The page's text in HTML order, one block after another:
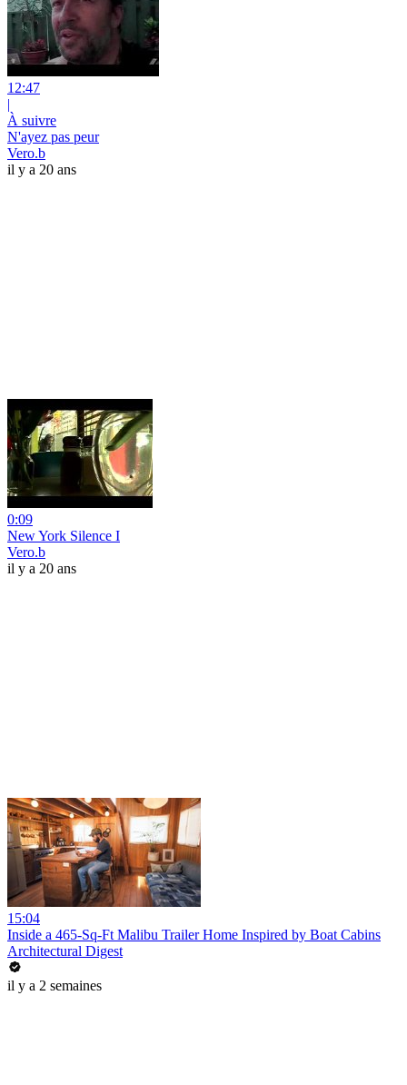
12:47
|
À suivre
N'ayez pas peur
Vero.b
il y a 20 ans
0:09
New York Silence I
Vero.b
il y a 20 ans
15:04
Inside a 465-Sq-Ft Malibu Trailer Home Inspired by Boat Cabins
Architectural Digest
il y a 2 semaines